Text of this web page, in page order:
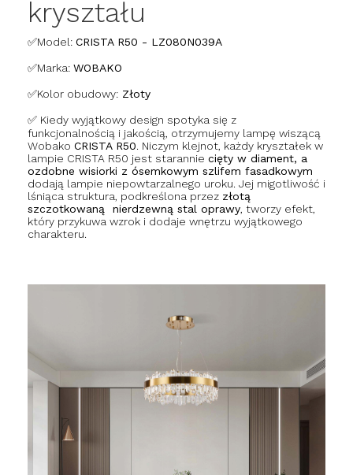
kryształu
✅Model: CRISTA R50 - LZ080N039A
✅Marka: WOBAKO
✅Kolor obudowy: Złoty
✅ Kiedy wyjątkowy design spotyka się z
funkcjonalnością i jakością, otrzymujemy lampę wiszącą
Wobako CRISTA R50. Niczym klejnot, każdy kryształek w
lampie CRISTA R50 jest starannie cięty w diament, a
ozdobne wisiorki z ósemkowym szlifem fasadkowym
dodają lampie niepowtarzalnego uroku. Jej migotliwość i
lśniąca struktura, podkreślona przez złotą
szczotkowaną nierdzewną stal oprawy, tworzy efekt,
który przykuwa wzrok i dodaje wnętrzu wyjątkowego
charakteru.